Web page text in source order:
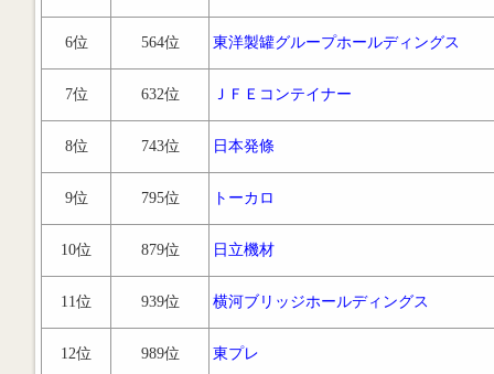
6位 564位 東洋製罐グループホールディングス
7位 632位 ＪＦＥコンテイナー
8位 743位 日本発條
9位 795位 トーカロ
10位 879位 日立機材
11位 939位 横河ブリッジホールディングス
12位 989位 東プレ